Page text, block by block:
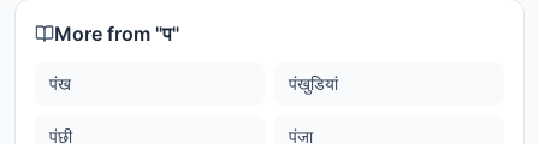
More from "प"
पंख पंखुडियां
पंछी पंजा